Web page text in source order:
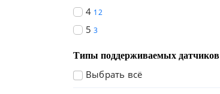
4 12
5 3
Типы поддерживаемых датчиков
Выбрать всё